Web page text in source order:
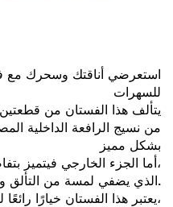
استعرضي أناقتك وسحرك
للسهرات
. يتألف هذا الفستان من
من نسيج الرافعة الداخلية
بشكل مميز
. أما الجزء الخارجي فيتميز بتفاصيل الخرز الشبكي الجميل،
الذي يضفي لمسة من التألق والأناقة على الفستان.
يعتبر هذا الفستان خيارًا رائعًا للمناسبات الخاصة والسهرات،